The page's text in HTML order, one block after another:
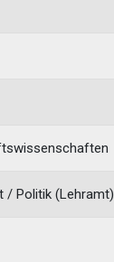
/ Politik (Lehramt)